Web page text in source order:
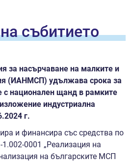
събитието
за насърчаване на малките и
(ИАНМСП) удължава срока за
с национален щанд в рамките
индустриална
г.
и финансира със средства по
1.002-0001 „Реализация на
на българските МСП